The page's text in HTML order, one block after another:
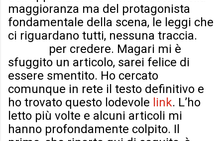
maggioranza ma del protagonista
fondamentale della scena, le leggi che
ci riguardano tutti, nessuna traccia.
per credere. Magari mi è
sfuggito un articolo, sarei felice di
essere smentito. Ho cercato
comunque in rete il testo definitivo e
ho trovato questo lodevole link. L’ho
letto più volte e alcuni articoli mi
hanno profondamente colpito. Il